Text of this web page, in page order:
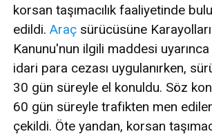
korsan taşımacılık faaliyetinde
edildi. Araç sürücüsüne
Kanunu'nun ilgili maddesi
idari para cezası uygulanırken,
30 gün süreyle el konuldu. Söz
60 gün süreyle trafikten men
çekildi. Öte yandan, korsan